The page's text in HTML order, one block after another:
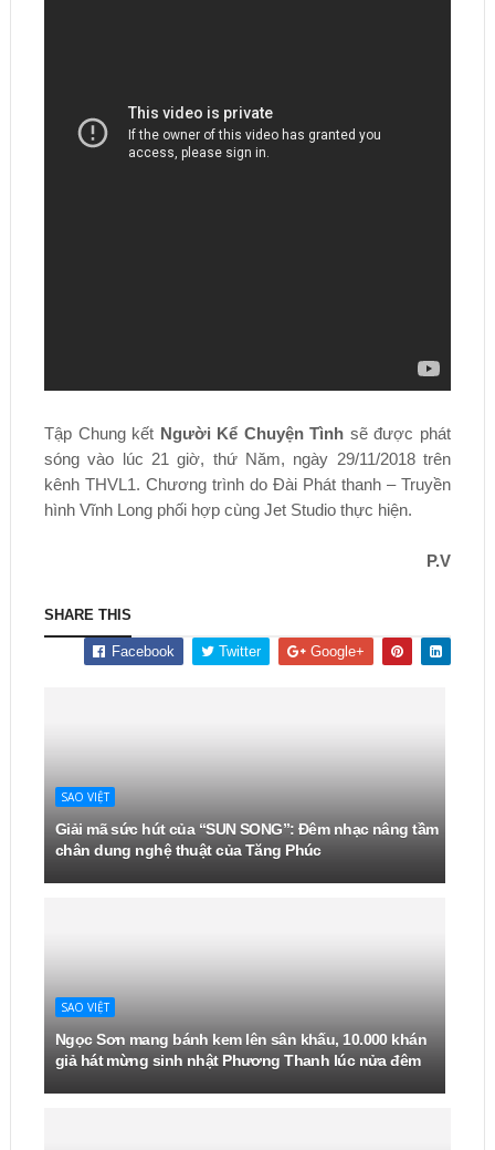
Tập Chung kết Người Kể Chuyện Tình sẽ được phát
sóng vào lúc 21 giờ, thứ Năm, ngày 29/11/2018 trên
kênh THVL1. Chương trình do Đài Phát thanh – Truyền
hình Vĩnh Long phối hợp cùng Jet Studio thực hiện.
P.V
SHARE THIS
Facebook Twitter Google+
SAO VIỆT
Giải mã sức hút của “SUN SONG”: Đêm nhạc nâng tầm
chân dung nghệ thuật của Tăng Phúc
SAO VIỆT
Ngọc Sơn mang bánh kem lên sân khấu, 10.000 khán
giả hát mừng sinh nhật Phương Thanh lúc nửa đêm